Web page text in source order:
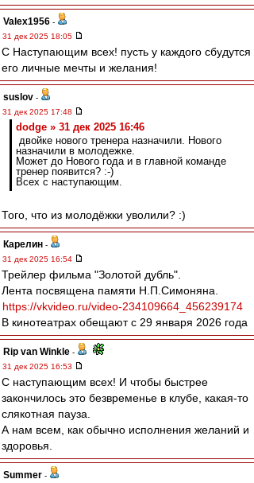
Valex1956 -
31 дек 2025 18:05
С Наступающим всех! пусть у каждого сбудутся
его личные мечты и желания!
suslov -
31 дек 2025 17:48
dodge » 31 дек 2025 16:46
двойке нового тренера назначили. Нового
назначили в молодежке.
Может до Нового года и в главной команде
тренер появится? :-)
Всех с наступающим.
Того, что из молодёжки уволили? :)
Карелин -
31 дек 2025 16:54
Трейлер фильма "Золотой дубль".
Лента посвящена памяти Н.П.Симоняна.
https://vkvideo.ru/video-234109664_456239174
В кинотеатрах обещают с 29 января 2026 года
Rip van Winkle -
31 дек 2025 16:53
С наступающим всех! И чтобы быстрее
закончилось это безвременье в клубе, какая-то
слякотная пауза.
А нам всем, как обычно исполнения желаний и
здоровья.
Summer -